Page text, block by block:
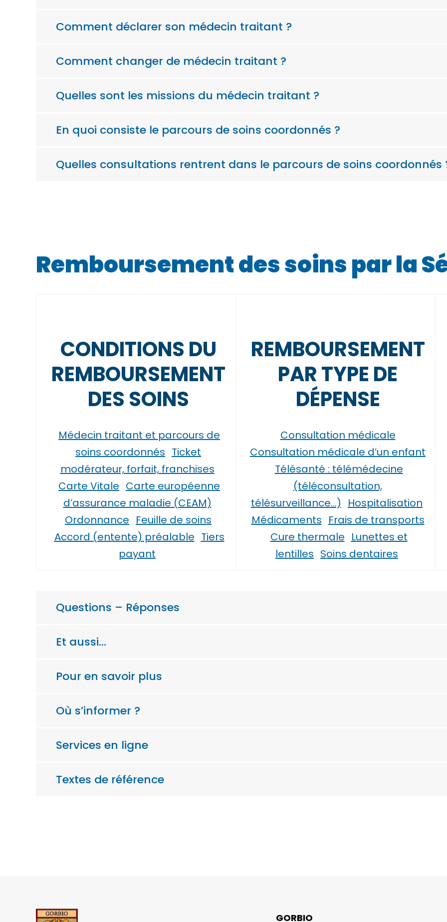
Comment déclarer son médecin traitant ?
Comment changer de médecin traitant ?
Quelles sont les missions du médecin traitant ?
En quoi consiste le parcours de soins coordonnés ?
Quelles consultations rentrent dans le parcours de soins coordonnés
Remboursement des soins par la
CONDITIONS DU
REMBOURSEMENT
DES SOINS
Médecin traitant et parcours de
soins coordonnés Ticket
modérateur, forfait, franchises
Carte Vitale Carte européenne
d’assurance maladie (CEAM)
Ordonnance Feuille de soins
Accord (entente) préalable Tiers
payant
REMBOURSEMENT
PAR TYPE DE
DÉPENSE
Consultation médicale
Consultation médicale d’un enfant
Télésanté : télémédecine
(téléconsultation,
télésurveillance…)
Hospitalisation
Médicaments Frais de transports
Cure thermale Lunettes et
lentilles Soins dentaires
Questions – Réponses
Et aussi…
Pour en savoir plus
Où s’informer ?
Services en ligne
Textes de référence
GORBIO